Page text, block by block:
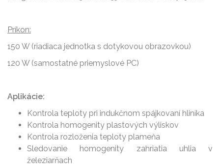
Príkon:
150 W (riadiaca jednotka s dotykovou obrazovkou)
120 W (samostatné priemyslové PC)
Aplikácie:
Kontrola teploty pri indukčnom spájkovaní hliníka
Kontrola homogenity plastových výliskov
Kontrola rozloženia teploty plameňa
Sledovanie homogenity zahriatia uhlia v
železiarňach